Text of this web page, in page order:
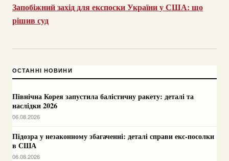
Запобіжний захід для експоски України у США: що
рішив суд
ОСТАННІ НОВИНИ
Північна Корея запустила балістичну ракету: деталі та
наслідки 2026
06.08.2026
Підозра у незаконному збагаченні: деталі справи екс-посолки
в США
06.08.2026